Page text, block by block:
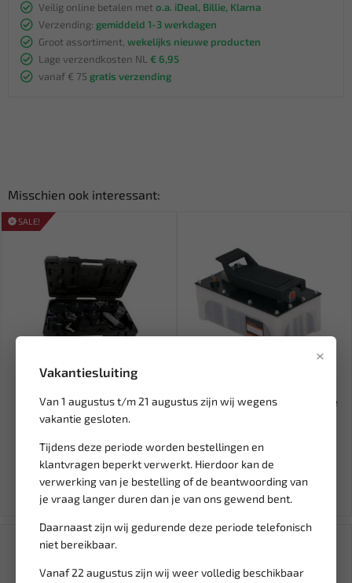
×
Vakantiesluiting
Van 1 augustus t/m 21 augustus zijn wij wegens
vakantie gesloten.
Tijdens deze periode worden bestellingen en
klantvragen beperkt verwerkt. Hierdoor kan de
verwerking van je bestelling of de beantwoording van
je vraag langer duren dan je van ons gewend bent.
Daarnaast zijn wij gedurende deze periode telefonisch
niet bereikbaar.
Vanaf 22 augustus zijn wij weer volledig beschikbaar
Veilig online betalen met o.a. iDeal, Billie, Klarna
Verzending: gemiddeld 1-3 werkdagen
Groot assortiment, wekelijks nieuwe producten
Lage verzendkosten NL € 6,95
vanaf € 75 gratis verzending
Misschien ook interessant:
SALE!
Leverbaar
RODAC Adapterset voor
remontluchters RQNA4100
405,65
540,87
Ex. btw: € 335,25
EAGLE PRO Hydraulische olie
301,90
Ex. btw: € 249,50